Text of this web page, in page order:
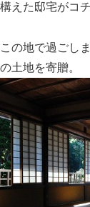
えた邸宅がコチ
の地で過ごし
土地を寄贈。